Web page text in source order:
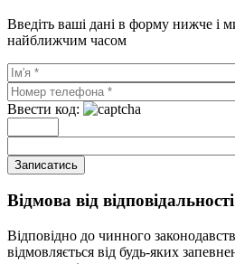
Введіть ваші дані в форму нижче і
найближчим часом
Ввести код:
Записатись
Відмова від відповідальності
Відповідно до чинного
відмовляється від будь-яких